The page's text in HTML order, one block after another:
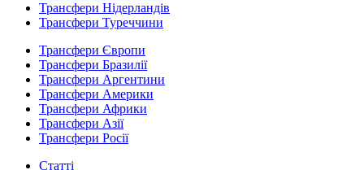
Трансфери Нідерландів
Трансфери Туреччини
Трансфери Європи
Трансфери Бразилії
Трансфери Аргентини
Трансфери Америки
Трансфери Африки
Трансфери Азії
Трансфери Росії
Статті